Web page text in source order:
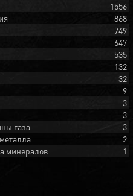
1556
868
749
647
535
132
32
9
3
3
газа
3
2
минералов
1